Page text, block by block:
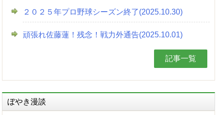
２０２５年プロ野球シーズン終了(2025.10.30)
頑張れ佐藤蓮！残念！戦力外通告(2025.10.01)
記事一覧
ぼやき漫談